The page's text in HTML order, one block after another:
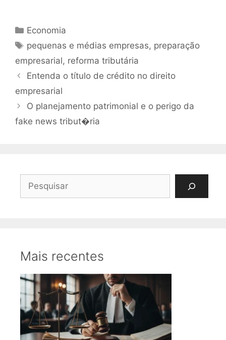
Categorias
Economia
Tags
pequenas e médias empresas, preparação
empresarial, reforma tributária
Entenda o título de crédito no direito
empresarial
O planejamento patrimonial e o perigo da
fake news tribut�ria
Pesquisar
Mais recentes